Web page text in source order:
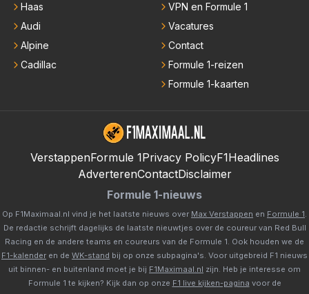
Haas
Audi
Alpine
Cadillac
VPN en Formule 1
Vacatures
Contact
Formule 1-reizen
Formule 1-kaarten
VerstappenFormule 1Privacy PolicyF1Headlines
AdverterenContactDisclaimer
Formule 1-nieuws
Op F1Maximaal.nl vind je het laatste nieuws over Max Verstappen en Formule 1.
De redactie schrijft dagelijks de laatste nieuwtjes over de coureur van Red Bull
Racing en de andere teams en coureurs van de Formule 1. Ook houden we de
F1-kalender en de WK-stand bij op onze subpagina's. Voor uitgebreid F1 nieuws
uit binnen- en buitenland moet je bij F1Maximaal.nl zijn. Heb je interesse om
Formule 1 te kijken? Kijk dan op onze F1 live kijken-pagina voor de